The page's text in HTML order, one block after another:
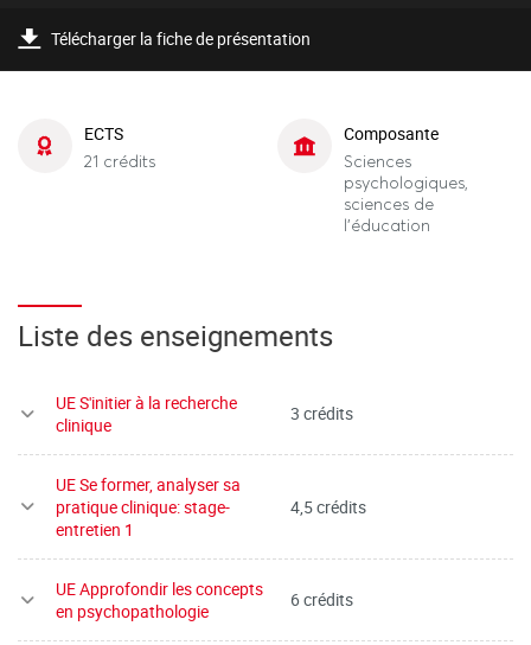
Télécharger la fiche de présentation
ECTS
21 crédits
Composante
Sciences
psychologiques,
sciences de
l'éducation
Liste des enseignements
UE S'initier à la recherche
clinique
3 crédits
UE Se former, analyser sa
pratique clinique: stage-
entretien 1
4,5 crédits
UE Approfondir les concepts
en psychopathologie
6 crédits